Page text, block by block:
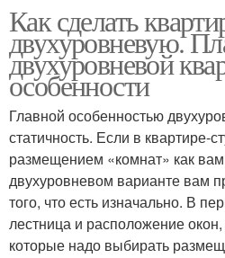
Квартира в стиле
Квартира с мансардой
Ремонт в мансардной
квартире
Как сделать
двухуровневую.
двухуровневой
особенности
Главной особенностью
статичность. Если в квартире-
размещением «комнат» как вам
двухуровневом варианте вам
того, что есть изначально. В
лестница и расположение
которые надо выбирать